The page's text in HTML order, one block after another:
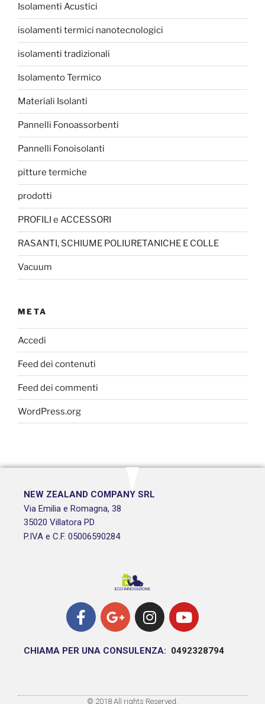
Isolamenti Acustici
isolamenti termici nanotecnologici
isolamenti tradizionali
Isolamento Termico
Materiali Isolanti
Pannelli Fonoassorbenti
Pannelli Fonoisolanti
pitture termiche
prodotti
PROFILI e ACCESSORI
RASANTI, SCHIUME POLIURETANICHE E COLLE
Vacuum
META
Accedi
Feed dei contenuti
Feed dei commenti
WordPress.org
NEW ZEALAND COMPANY SRL
Via Emilia e Romagna, 38
35020 Villatora PD
P.IVA e C.F. 05006590284
CHIAMA PER UNA CONSULENZA: 0492328794
© 2018 All rights Reserved.